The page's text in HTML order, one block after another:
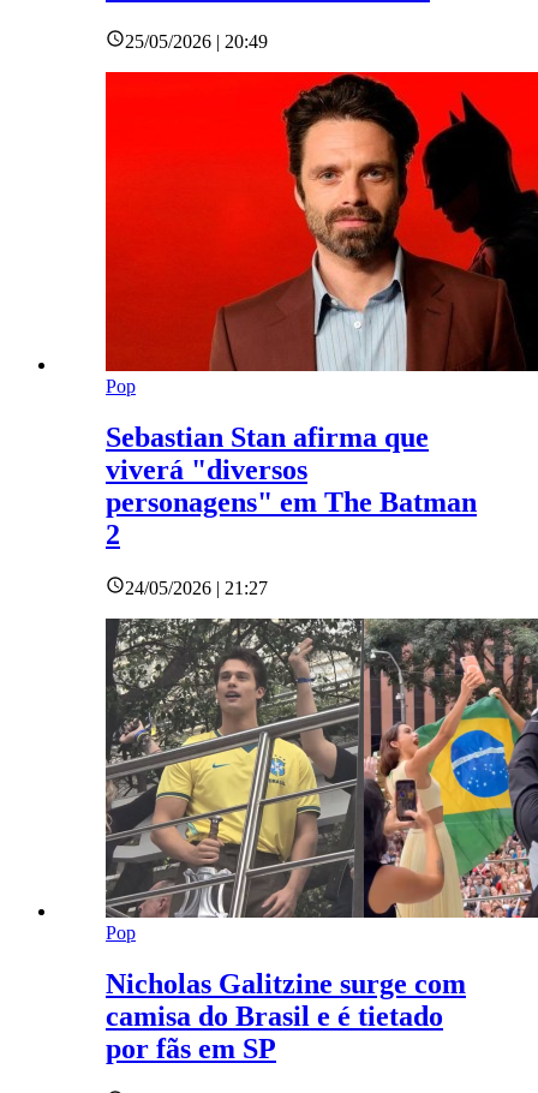
25/05/2026 | 20:49
Pop
Sebastian Stan afirma que
viverá "diversos
personagens" em The Batman
2
24/05/2026 | 21:27
Pop
Nicholas Galitzine surge com
camisa do Brasil e é tietado
por fãs em SP